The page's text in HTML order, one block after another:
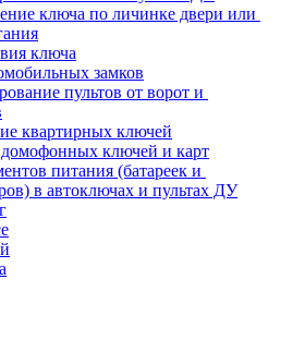
ключа по личинке двери или
ключа
замков
пультов от ворот и
квартирных ключей
ключей и карт
питания (батареек и
в автоключах и пультах ДУ